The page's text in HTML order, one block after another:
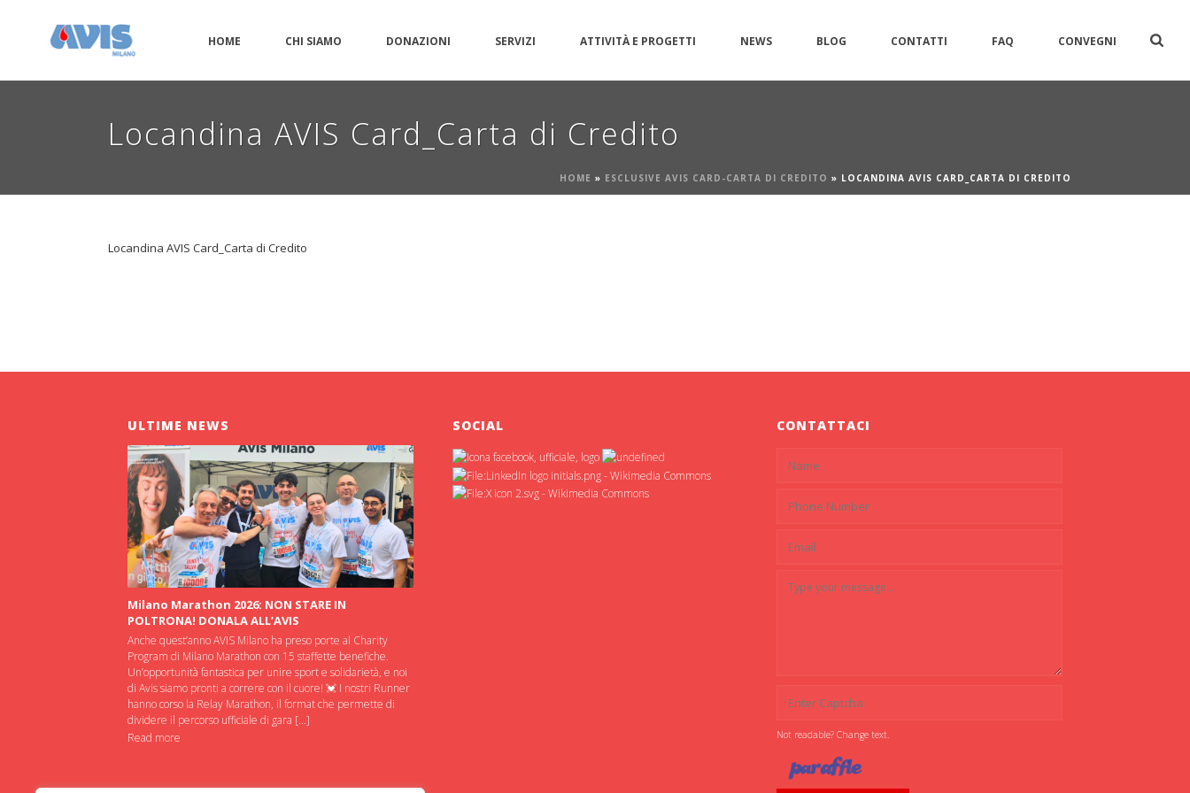
HOME CHI SIAMO DONAZIONI SERVIZI ATTIVITÀ E PROGETTI NEWS BLOG CONTATTI FAQ CONVEGNI
Locandina AVIS Card_Carta di Credito
HOME » ESCLUSIVE AVIS CARD-CARTA DI CREDITO » LOCANDINA AVIS CARD_CARTA DI CREDITO
Locandina AVIS Card_Carta di Credito
ULTIME NEWS
Milano Marathon 2026: NON STARE IN
POLTRONA! DONALA ALL’AVIS
Anche quest’anno AVIS Milano ha preso porte al Charity
Program di Milano Marathon con 15 staffette benefiche.
Un’opportunità fantastica per unire sport e solidarietà, e noi
di Avis siamo pronti a correre con il cuore! 💓 I nostri Runner
hanno corso la Relay Marathon, il format che permette di
dividere il percorso ufficiale di gara […]
Read more
SOCIAL CONTATTACI
Not readable? Change text.